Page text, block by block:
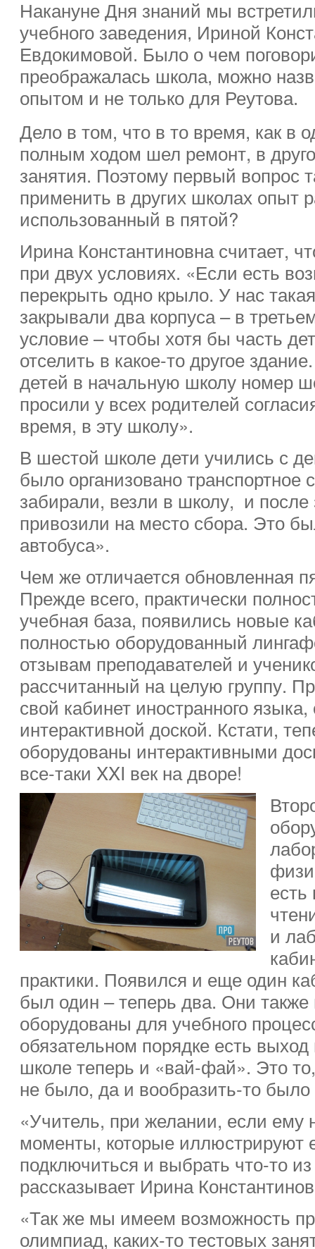
Накануне Дня знаний мы
учебного заведения, Ириной
Евдокимовой. Было о чем
преображалась школа, можно
опытом и не только для Реутова.
Дело в том, что в то время, как в
полным ходом шел ремонт, в
занятия. Поэтому первый вопрос
применить в других школах опыт
использованный в пятой?
Ирина Константиновна считает,
при двух условиях. «Если есть
перекрыть одно крыло. У нас
закрывали два корпуса – в
условие – чтобы хотя бы часть
отселить в какое-то другое
детей в начальную школу номер
просили у всех родителей
время, в эту школу».
В шестой школе дети учились с
было организовано транспортное
забирали, везли в школу, и после
привозили на место сбора. Это
автобуса».
Чем же отличается обновленная
Прежде всего, практически
учебная база, появились новые
полностью оборудованный
отзывам преподавателей и
рассчитанный на целую группу.
свой кабинет иностранного
интерактивной доской. Кстати,
оборудованы интерактивными
все-таки XXI век на дворе!
и
практики. Появился и еще один
был один – теперь два. Они
оборудованы для учебного
обязательном порядке есть выход
школе теперь и «вай-фай». Это
не было, да и вообразить-то
«Учитель, при желании, если ему
моменты, которые иллюстрируют
подключиться и выбрать что-то
рассказывает Ирина
«Так же мы имеем возможность
олимпиад, каких-то тестовых